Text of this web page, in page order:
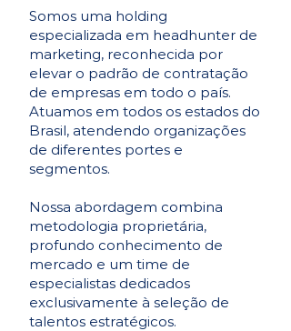
Somos uma holding
especializada em headhunter de
marketing, reconhecida por
elevar o padrão de contratação
de empresas em todo o país.
Atuamos em todos os estados do
Brasil, atendendo organizações
de diferentes portes e
segmentos.
Nossa abordagem combina
metodologia proprietária,
profundo conhecimento de
mercado e um time de
especialistas dedicados
exclusivamente à seleção de
talentos estratégicos.